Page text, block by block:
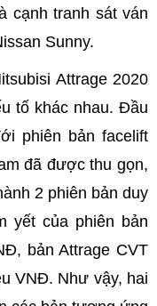
cạnh tranh sát ván
Sunny.
Attrage 2020
tố khác nhau. Đầu
phiên bản facelift
đã được thu gọn,
2 phiên bản duy
yết của phiên bản
bản Attrage CVT
VNĐ. Như vậy, hai